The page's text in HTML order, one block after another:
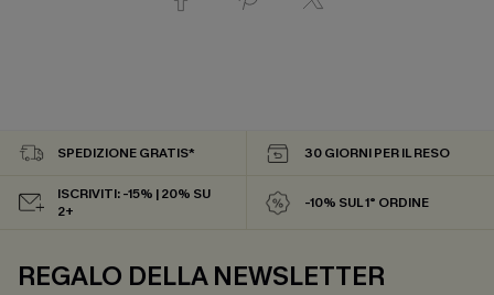
SPEDIZIONE GRATIS* 30 GIORNI PER IL RESO
ISCRIVITI: -15% | 20% SU
2+
-10% SUL 1° ORDINE
REGALO DELLA NEWSLETTER